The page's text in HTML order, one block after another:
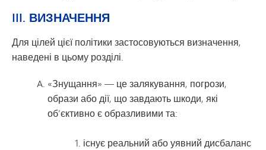
III. ВИЗНАЧЕННЯ
Для цілей цієї політики застосовуються визначення,
наведені в цьому розділі.
«Знущання» — це залякування, погрози,
образи або дії, що завдають шкоди, які
об’єктивно є образливими та:
існує реальний або уявний дисбаланс